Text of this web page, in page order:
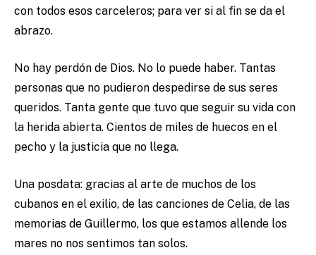
con todos esos carceleros; para ver si al fin se da el
abrazo.
No hay perdón de Dios. No lo puede haber. Tantas
personas que no pudieron despedirse de sus seres
queridos. Tanta gente que tuvo que seguir su vida con
la herida abierta. Cientos de miles de huecos en el
pecho y la justicia que no llega.
Una posdata: gracias al arte de muchos de los
cubanos en el exilio, de las canciones de Celia, de las
memorias de Guillermo, los que estamos allende los
mares no nos sentimos tan solos.